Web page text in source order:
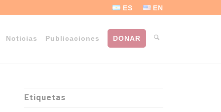
ES EN
Noticias Publicaciones DONAR
Etiquetas